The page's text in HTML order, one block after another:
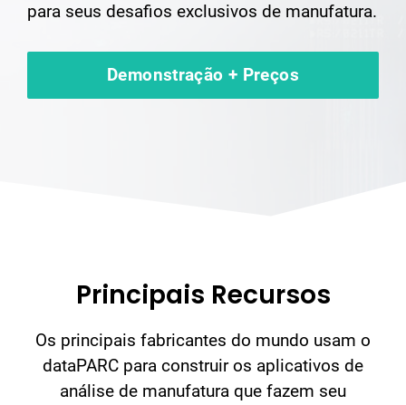
para seus desafios exclusivos de manufatura.
Demonstração + Preços
Principais Recursos
Os principais fabricantes do mundo usam o
dataPARC para construir os aplicativos de
análise de manufatura que fazem seu